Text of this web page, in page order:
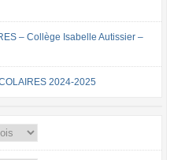
– Collège Isabelle Autissier –
2024-2025